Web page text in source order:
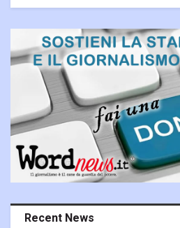
Recent News